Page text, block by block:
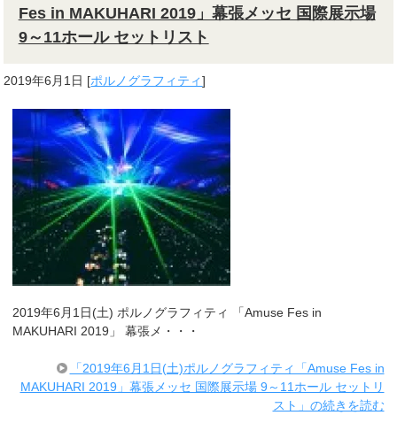
Fes in MAKUHARI 2019」幕張メッセ 国際展示場
9～11ホール セットリスト
2019年6月1日 [ポルノグラフィティ]
2019年6月1日(土) ポルノグラフィティ 「Amuse Fes in
MAKUHARI 2019」 幕張メ・・・
「2019年6月1日(土)ポルノグラフィティ「Amuse Fes in
MAKUHARI 2019」幕張メッセ 国際展示場 9～11ホール セットリ
スト」の続きを読む